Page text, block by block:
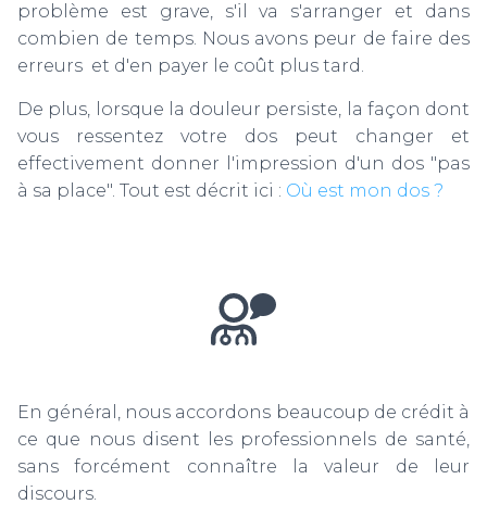
problème est grave, s'il va s'arranger et dans
combien de temps. Nous avons peur de faire des
erreurs et d'en payer le coût plus tard.
De plus, lorsque la douleur persiste, la façon dont
vous ressentez votre dos peut changer et
effectivement donner l'impression d'un dos "pas
à sa place". Tout est décrit ici : Où est mon dos ?
En général, nous accordons beaucoup de crédit à
ce que nous disent les professionnels de santé,
sans forcément connaître la valeur de leur
discours.